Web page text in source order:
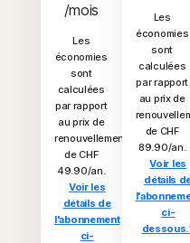
/mois
Les
économies
sont
calculées
par rapport
au prix de
renouvellement
de CHF
49.90/an.
Voir les
détails de
l'abonnement
ci-
Les
économies
sont
calculées
par rapport
au prix de
de CHF
89.90/an.
Voir les
détails
ci-